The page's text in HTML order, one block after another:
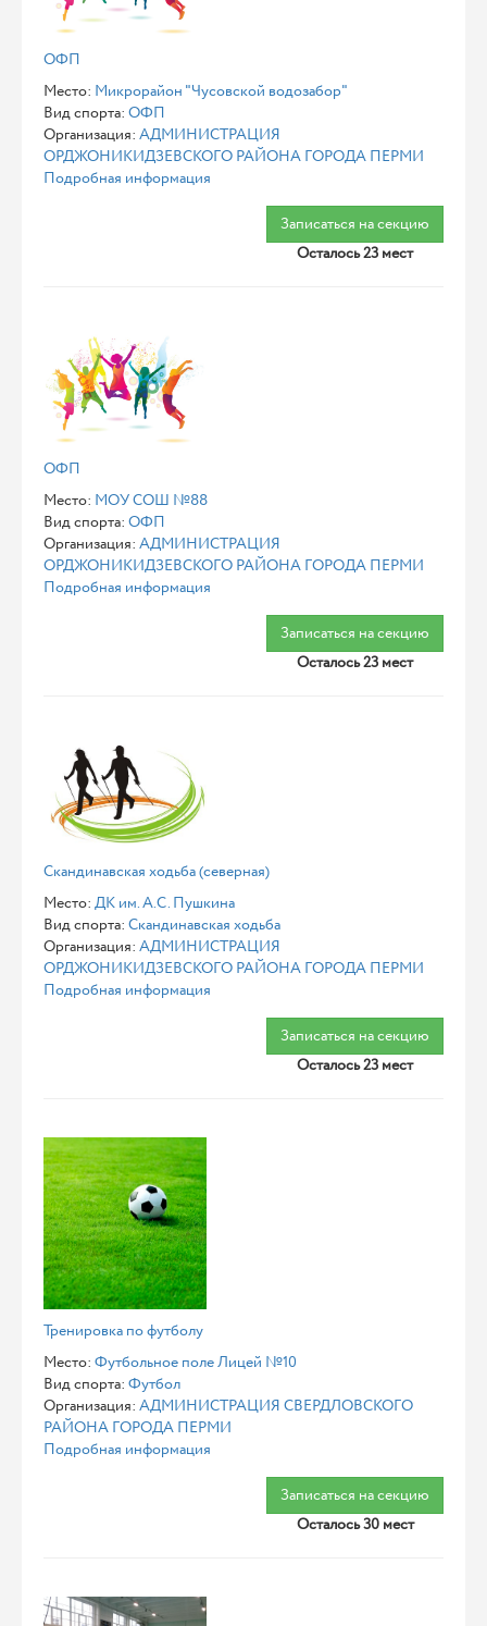
ОФП
Место: Микрорайон "Чусовской водозабор"
Вид спорта: ОФП
Организация: АДМИНИСТРАЦИЯ
ОРДЖОНИКИДЗЕВСКОГО РАЙОНА ГОРОДА ПЕРМИ
Подробная информация
Записаться на секцию
Осталось 23 мест
ОФП
Место: МОУ СОШ №88
Вид спорта: ОФП
Организация: АДМИНИСТРАЦИЯ
ОРДЖОНИКИДЗЕВСКОГО РАЙОНА ГОРОДА ПЕРМИ
Подробная информация
Записаться на секцию
Осталось 23 мест
Скандинавская ходьба (северная)
Место: ДК им. А.С. Пушкина
Вид спорта: Скандинавская ходьба
Организация: АДМИНИСТРАЦИЯ
ОРДЖОНИКИДЗЕВСКОГО РАЙОНА ГОРОДА ПЕРМИ
Подробная информация
Записаться на секцию
Осталось 23 мест
Тренировка по футболу
Место: Футбольное поле Лицей №10
Вид спорта: Футбол
Организация: АДМИНИСТРАЦИЯ СВЕРДЛОВСКОГО
РАЙОНА ГОРОДА ПЕРМИ
Подробная информация
Записаться на секцию
Осталось 30 мест